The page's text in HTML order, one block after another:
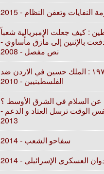
النفايات وتعفن النظام - 2015
: كيف جعلت الإمبريالية شعباً
بالإثنين إلى مأزق مأساوي -
نص مفصل - 2008
أيلول الأسود عام ۱٩٧٠ : الملك حسين في الاردن ضد
الفلسطينيين - 2010
عن السلام في الشرق الأوسط ؟
الوقت ترسل العتاد و الدعم -
2013
سفاحو الشعب - 2014
العسكري الإسرائيلي - 2014